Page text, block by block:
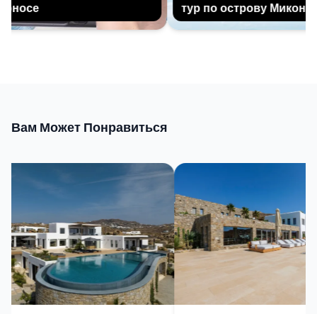
тур по острову Миконос
Вам Может Понравиться